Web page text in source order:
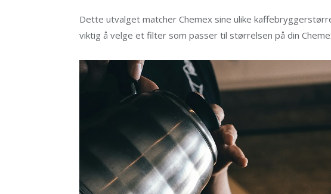
Dette utvalget matcher Chemex sine ulike
viktig å velge et filter som passer til størrelsen på din